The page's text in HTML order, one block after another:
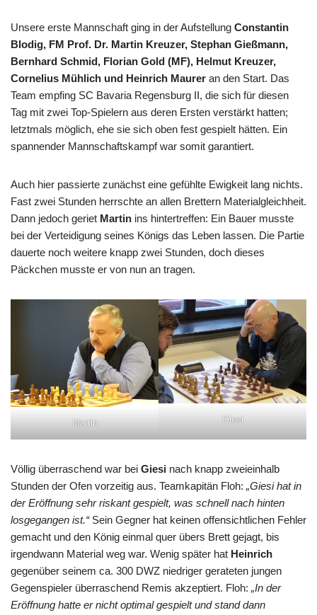
Unsere erste Mannschaft ging in der Aufstellung Constantin
Blodig, FM Prof. Dr. Martin Kreuzer, Stephan Gießmann,
Bernhard Schmid, Florian Gold (MF), Helmut Kreuzer,
Cornelius Mühlich und Heinrich Maurer an den Start. Das
Team empfing SC Bavaria Regensburg II, die sich für diesen
Tag mit zwei Top-Spielern aus deren Ersten verstärkt hatten;
letztmals möglich, ehe sie sich oben fest gespielt hätten. Ein
spannender Mannschaftskampf war somit garantiert.
Auch hier passierte zunächst eine gefühlte Ewigkeit lang nichts.
Fast zwei Stunden herrschte an allen Brettern Materialgleichheit.
Dann jedoch geriet Martin ins hintertreffen: Ein Bauer musste
bei der Verteidigung seines Königs das Leben lassen. Die Partie
dauerte noch weitere knapp zwei Stunden, doch dieses
Päckchen musste er von nun an tragen.
Martin Giesi
Völlig überraschend war bei Giesi nach knapp zweieinhalb
Stunden der Ofen vorzeitig aus. Teamkapitän Floh: „Giesi hat in
der Eröffnung sehr riskant gespielt, was schnell nach hinten
losgegangen ist.“Sein Gegner hat keinen offensichtlichen Fehler
gemacht und den König einmal quer übers Brett gejagt, bis
irgendwann Material weg war. Wenig später hat Heinrich
gegenüber seinem ca. 300 DWZ niedriger gerateten jungen
Gegenspieler überraschend Remis akzeptiert. Floh: „In der
Eröffnung hatte er nicht optimal gespielt und stand dann